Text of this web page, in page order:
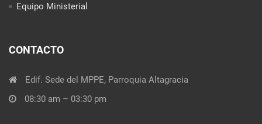
Equipo Ministerial
CONTACTO
Edif. Sede del MPPE, Parroquia Altagracia
08:30 am – 03:30 pm